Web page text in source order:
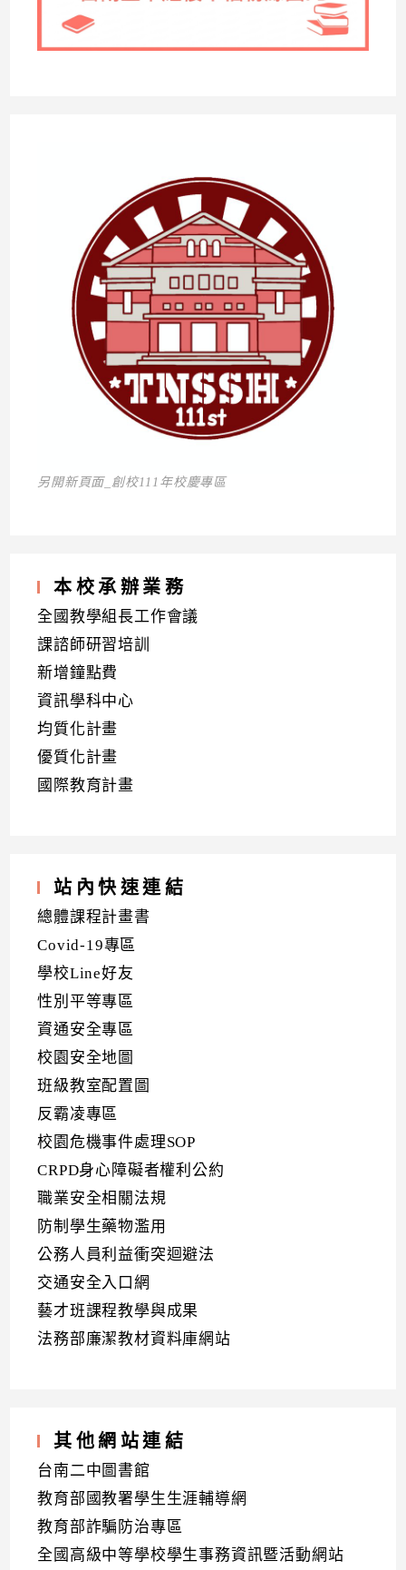
另開新頁面_創校111年校慶專區
本校承辦業務
全國教學組長工作會議
課諮師研習培訓
新增鐘點費
資訊學科中心
均質化計畫
優質化計畫
國際教育計畫
站內快速連結
總體課程計畫書
Covid-19專區
學校Line好友
性別平等專區
資通安全專區
校園安全地圖
班級教室配置圖
反霸凌專區
校園危機事件處理SOP
CRPD身心障礙者權利公約
職業安全相關法規
防制學生藥物濫用
公務人員利益衝突迴避法
交通安全入口網
藝才班課程教學與成果
法務部廉潔教材資料庫網站
其他網站連結
台南二中圖書館
教育部國教署學生生涯輔導網
教育部詐騙防治專區
全國高級中等學校學生事務資訊暨活動網站